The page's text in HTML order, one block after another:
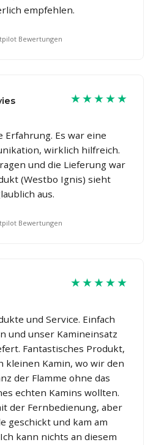
empfehlen.
Bewertungen
★★★★★
Erfahrung. Es war eine
wirklich hilfreich.
und die Lieferung war
(Westbo Ignis) sieht
aus.
Bewertungen
★★★★★
und Service. Einfach
und unser Kamineinsatz
Fantastisches Produkt,
kleinen Kamin, wo wir den
der Flamme ohne das
echten Kamins wollten.
der Fernbedienung, aber
geschickt und kam am
kann nichts an diesem